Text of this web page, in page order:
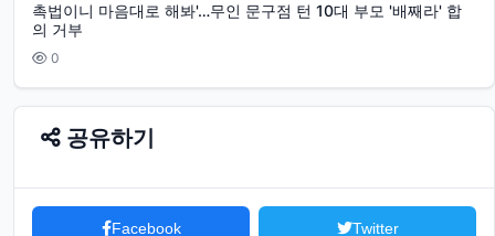
촉법이니 마음대로 해봐'…무인 문구점 턴 10대 부모 '배째라' 합
의 거부
0
공유하기
Facebook Twitter